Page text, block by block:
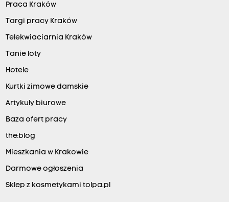
Praca Kraków
Targi pracy Kraków
Telekwiaciarnia Kraków
Tanie loty
Hotele
Kurtki zimowe damskie
Artykuły biurowe
Baza ofert pracy
the:blog
Mieszkania w Krakowie
Darmowe ogłoszenia
Sklep z kosmetykami tolpa.pl